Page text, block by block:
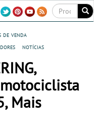
venda
notícias
Mais